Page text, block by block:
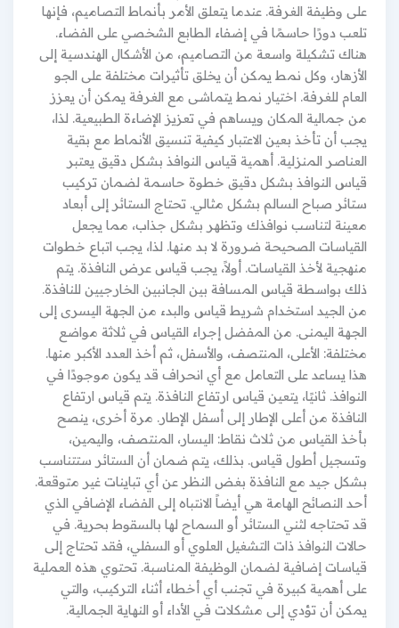
على وظيفة الغرفة. عندما يتعلق الأمر بأنماط التصاميم، فإنها
تلعب دورًا حاسمًا في إضفاء الطابع الشخصي على الفضاء.
هناك تشكيلة واسعة من التصاميم، من الأشكال الهندسية إلى
الأزهار، وكل نمط يمكن أن يخلق تأثيرات مختلفة على الجو
العام للغرفة. اختيار نمط يتماشى مع الغرفة يمكن أن يعزز
من جمالية المكان ويساهم في تعزيز الإضاءة الطبيعية. لذا،
يجب أن تأخذ بعين الاعتبار كيفية تنسيق الأنماط مع بقية
العناصر المنزلية. أهمية قياس النوافذ بشكل دقيق يعتبر
قياس النوافذ بشكل دقيق خطوة حاسمة لضمان تركيب
ستائر صباح السالم بشكل مثالي. تحتاج الستائر إلى أبعاد
معينة لتناسب نوافذك وتظهر بشكل جذاب، مما يجعل
القياسات الصحيحة ضرورة لا بد منها. لذا، يجب اتباع خطوات
منهجية لأخذ القياسات. أولاً، يجب قياس عرض النافذة. يتم
ذلك بواسطة قياس المسافة بين الجانبين الخارجيين للنافذة.
من الجيد استخدام شريط قياس والبدء من الجهة اليسرى إلى
الجهة اليمنى. من المفضل إجراء القياس في ثلاثة مواضع
مختلفة: الأعلى، المنتصف، والأسفل، ثم أخذ العدد الأكبر منها.
هذا يساعد على التعامل مع أي انحراف قد يكون موجودًا في
النوافذ. ثانيًا، يتعين قياس ارتفاع النافذة. يتم قياس ارتفاع
النافذة من أعلى الإطار إلى أسفل الإطار. مرة أخرى، ينصح
بأخذ القياس من ثلاث نقاط: اليسار، المنتصف، واليمين،
وتسجيل أطول قياس. بذلك، يتم ضمان أن الستائر ستتناسب
بشكل جيد مع النافذة بغض النظر عن أي تباينات غير متوقعة.
أحد النصائح الهامة هي أيضاً الانتباه إلى الفضاء الإضافي الذي
قد تحتاجه لثني الستائر أو السماح لها بالسقوط بحرية. في
حالات النوافذ ذات التشغيل العلوي أو السفلي، فقد تحتاج إلى
قياسات إضافية لضمان الوظيفة المناسبة. تحتوي هذه العملية
على أهمية كبيرة في تجنب أي أخطاء أثناء التركيب، والتي
يمكن أن تؤدي إلى مشكلات في الأداء أو النهاية الجمالية.